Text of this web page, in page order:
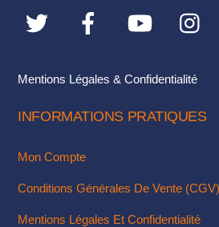
Mentions Légales & Confidentialité
INFORMATIONS PRATIQUES
Mon Compte
Conditions Générales De Vente (CGV)
Mentions Légales Et Confidentialité